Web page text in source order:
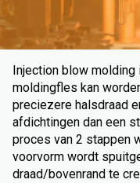
Injection blow
moldingfles kan
preciezere halsdraad
afdichtingen dan een
proces van 2 stappen
voorvorm wordt
draad/bovenrand te